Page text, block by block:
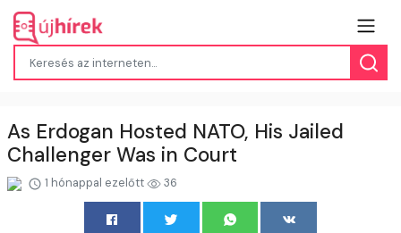
As Erdogan Hosted NATO, His Jailed
Challenger Was in Court
1 hónappal ezelőtt 36